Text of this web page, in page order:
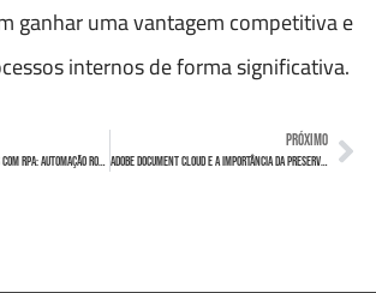
ganhar uma vantagem competitiva e
internos de forma significativa.
Impulsione seus negócios com RPA: Automação Robótica de Processos
PRÓXIMO
Adobe Document Cloud e a Importância da Preservação da Integridade de Documentos